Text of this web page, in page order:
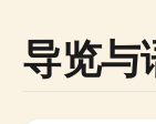
导览与